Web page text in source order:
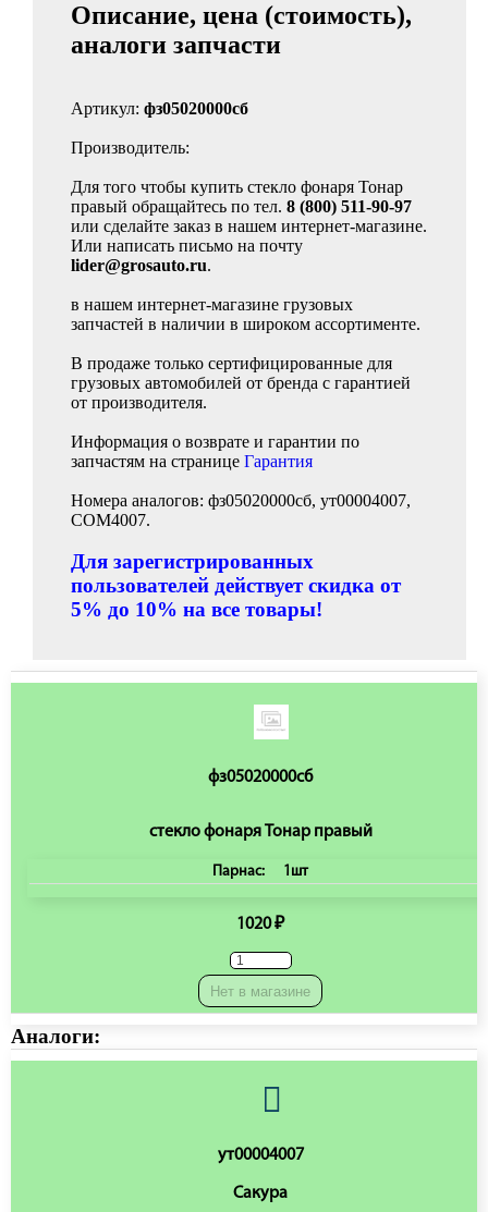
Описание, цена (стоимость),
аналоги запчасти
Артикул: фз05020000сб
Производитель:
Для того чтобы купить стекло фонаря Тонар
правый обращайтесь по тел. 8 (800) 511-90-97
или сделайте заказ в нашем интернет-магазине.
Или написать письмо на почту
lider@grosauto.ru.
в нашем интернет-магазине грузовых
запчастей в наличии в широком ассортименте.
В продаже только сертифицированные для
грузовых автомобилей от бренда с гарантией
от производителя.
Информация о возврате и гарантии по
запчастям на странице Гарантия
Номера аналогов: фз05020000сб, ут00004007,
COM4007.
Для зарегистрированных
пользователей действует скидка от
5% до 10% на все товары!
фз05020000сб
стекло фонаря Тонар правый
Парнас: 1шт
1020 ₽
Нет в магазине
Аналоги:
ут00004007
Сакура